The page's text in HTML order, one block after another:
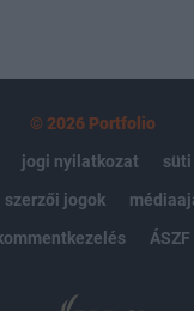
© 2026 Portfolio
jogi nyilatkozat
szerzői jogok
kommentkezelés
ÁSZF